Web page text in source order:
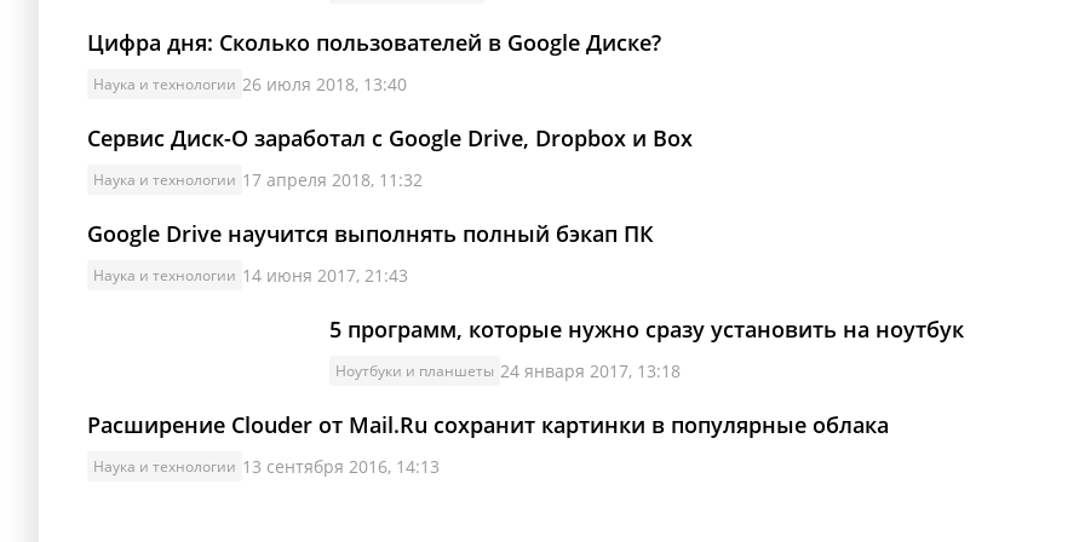
Цифра дня: Сколько пользователей в Google Диске?
Наука и технологии 26 июля 2018, 13:40
Сервис Диск-О заработал с Google Drive, Dropbox и Box
Наука и технологии 17 апреля 2018, 11:32
Google Drive научится выполнять полный бэкап ПК
Наука и технологии 14 июня 2017, 21:43
5 программ, которые нужно сразу установить на ноутбук
Ноутбуки и планшеты 24 января 2017, 13:18
Расширение Clouder от Mail.Ru сохранит картинки в популярные облака
Наука и технологии 13 сентября 2016, 14:13